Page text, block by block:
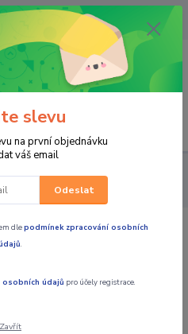
0,00 CZK
Příslušenství Peugeot
Peugeot
slevu
na první objednávku
váš email
Odeslat
dlepodmínek zpracování osobních
.
osobních údajů pro účely registrace.
Zavřít